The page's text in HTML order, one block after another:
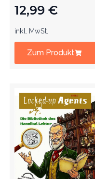
12,99 €
inkl. MwSt.
Zum Produkt